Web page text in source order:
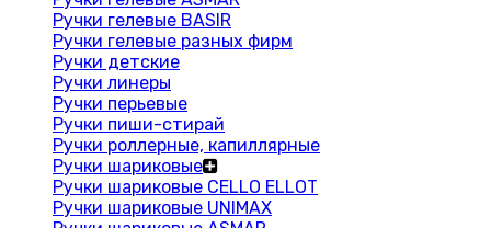
Ручки гелевые BASIR
Ручки гелевые разных фирм
Ручки детские
Ручки линеры
Ручки перьевые
Ручки пиши-стирай
Ручки роллерные, капиллярные
Ручки шариковые
Ручки шариковые CELLO ELLOT
Ручки шариковые UNIMAX